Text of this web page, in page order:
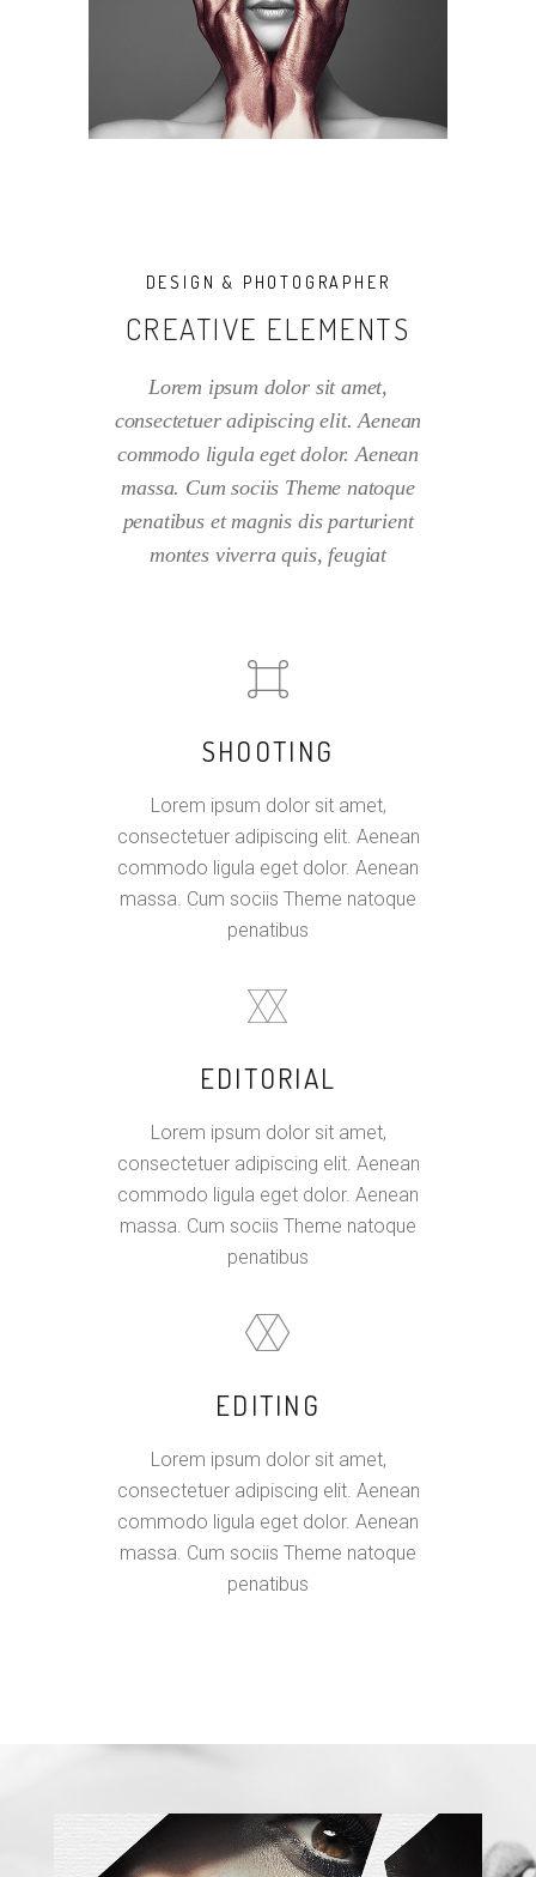
DESIGN & PHOTOGRAPHER
CREATIVE ELEMENTS
Lorem ipsum dolor sit amet,
consectetuer adipiscing elit. Aenean
commodo ligula eget dolor. Aenean
massa. Cum sociis Theme natoque
penatibus et magnis dis parturient
montes viverra quis, feugiat
SHOOTING
Lorem ipsum dolor sit amet,
consectetuer adipiscing elit. Aenean
commodo ligula eget dolor. Aenean
massa. Cum sociis Theme natoque
penatibus
EDITORIAL
Lorem ipsum dolor sit amet,
consectetuer adipiscing elit. Aenean
commodo ligula eget dolor. Aenean
massa. Cum sociis Theme natoque
penatibus
EDITING
Lorem ipsum dolor sit amet,
consectetuer adipiscing elit. Aenean
commodo ligula eget dolor. Aenean
massa. Cum sociis Theme natoque
penatibus